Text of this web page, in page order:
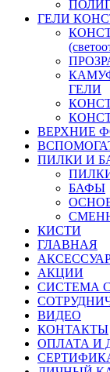
ГЕЛИ
ГЕЛИ
ВЕРХНИЕ
ПИЛКИ И
БАФЫ
КИСТИ
ГЛАВНАЯ
АКЦИИ
СИСТЕМА
ВИДЕО
КОНТАКТЫ
ОПЛАТА И